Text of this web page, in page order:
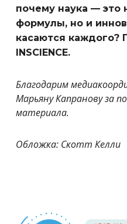
почему наука — это
формулы, но и
касаются каждого?
INSCIENCE.
Благодарим
Марьяну Капранову за
материала.
Обложка: Скотт Келли